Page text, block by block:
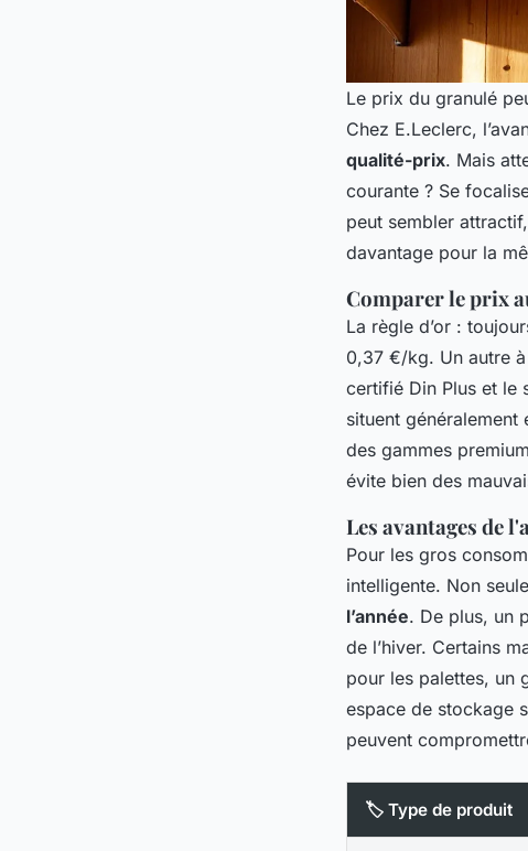
Le prix du granulé
Chez E.Leclerc,
qualité-prix. Mais
courante ? Se
peut sembler
davantage pour la
Comparer le prix
La règle d’or :
0,37 €/kg. Un autre
certifié Din Plus et le
situent généralement
des gammes
évite bien des
Les avantages de
Pour les gros
intelligente. Non
l’année. De plus, un
de l’hiver. Certains
pour les palettes, un
espace de stockage
peuvent
🏷️ Type de produit